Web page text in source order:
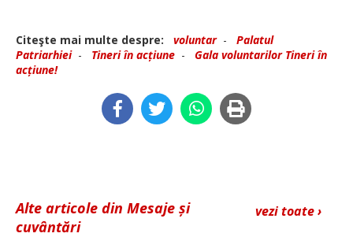
Citeşte mai multe despre: voluntar- Palatul
Patriarhiei- Tineri în acțiune - Gala voluntarilor Tineri în
acțiune!
vezi toate ›
Alte articole din Mesaje și
cuvântări